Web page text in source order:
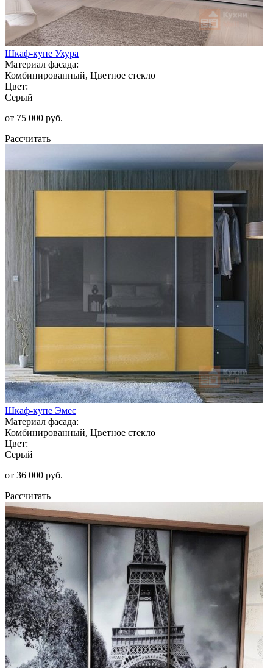
Шкаф-купе Ухура
Материал фасада:
Комбинированный, Цветное стекло
Цвет:
Серый
от 75 000 руб.
Рассчитать
Шкаф-купе Эмес
Материал фасада:
Комбинированный, Цветное стекло
Цвет:
Серый
от 36 000 руб.
Рассчитать